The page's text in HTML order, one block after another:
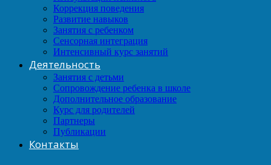
Коррекция поведения
Развитие навыков
Занятия с ребенком
Сенсорная интеграция
Интенсивный курс занятий
Деятельность
Занятия с детьми
Сопровождение ребенка в школе
Дополнительное образование
Курс для родителей
Партнеры
Публикации
Контакты